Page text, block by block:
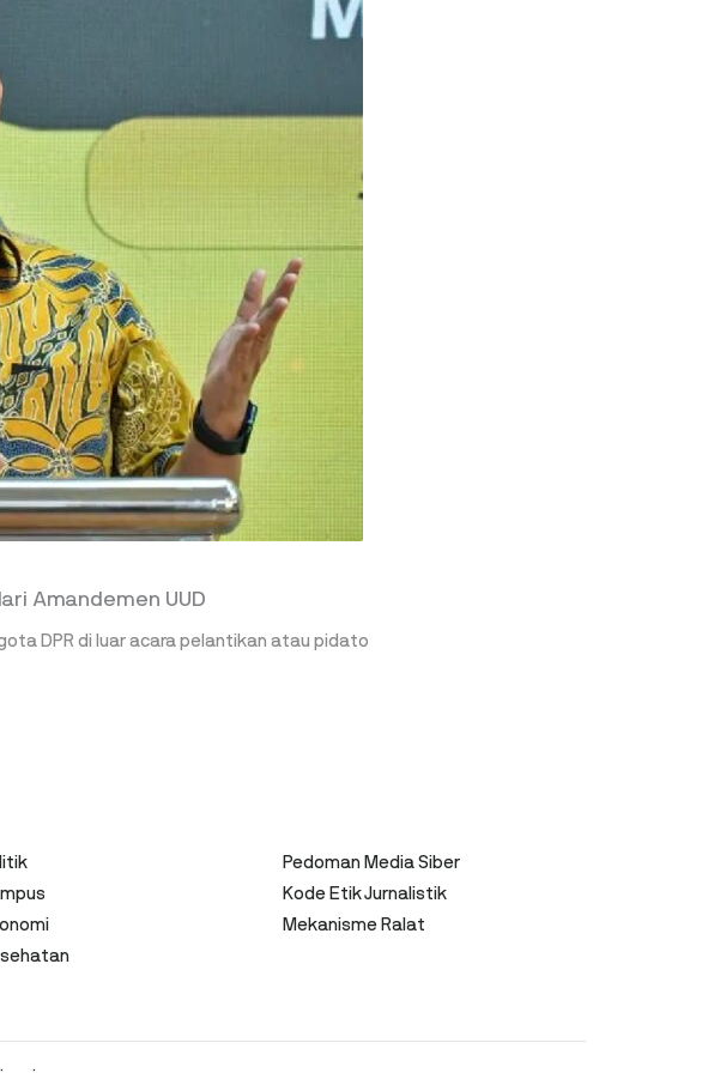
Amandemen UUD
DPR di luar acara pelantikan atau pidato
Pedoman Media Siber
Kode Etik Jurnalistik
Mekanisme Ralat